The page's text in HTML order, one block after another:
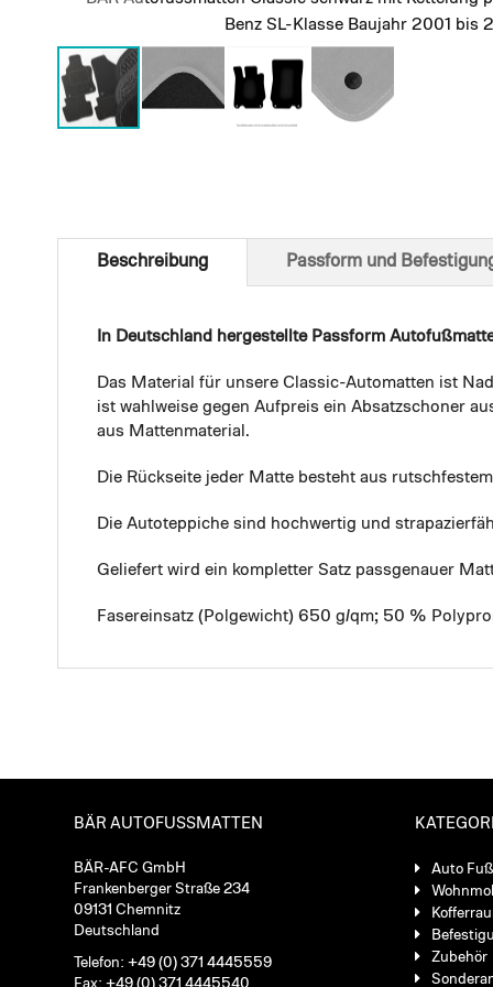
Benz SL-Klasse Baujahr 2001 bis
of
Beschreibung
In Deutschland hergestellte Passform
Das Material für unsere Classic-Automatten ist
ist wahlweise gegen Aufpreis ein Absatzschoner
aus Mattenmaterial.
Die Rückseite jeder Matte besteht aus
Die Autoteppiche sind hochwertig und
Geliefert wird ein kompletter Satz passgenauer
Fasereinsatz (Polgewicht) 650 g/qm; 50 %
Passform und
BÄR AUTOFUSSMATTEN
BÄR-AFC GmbH
Frankenberger Straße 234
09131 Chemnitz
Deutschland
Telefon: +49 (0) 371 4445559
Fax: +49 (0) 371 4445540
Auto
Zubehör